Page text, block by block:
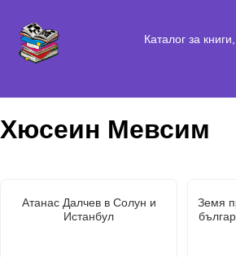
Каталог за
Хюсеин Мевсим
Атанас Далчев в Солун и
Истанбул
Земя